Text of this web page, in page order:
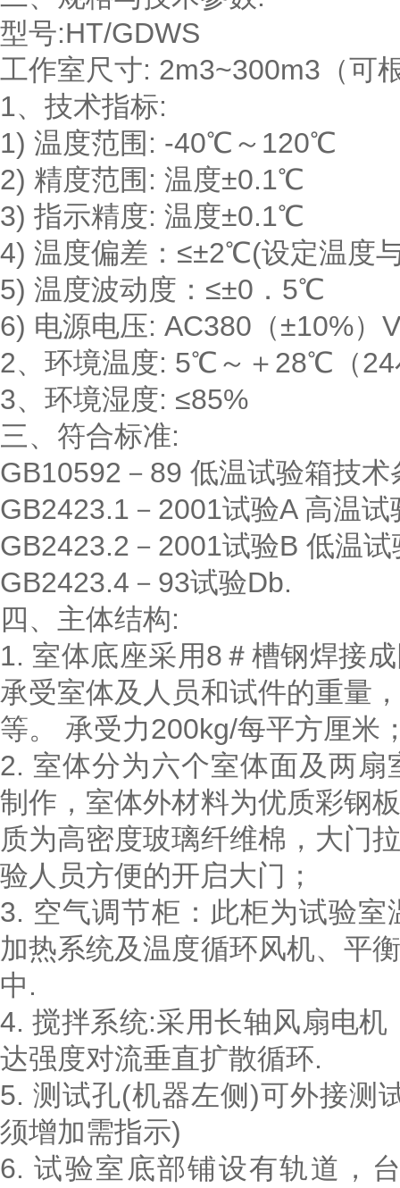
型号:HT/GDWS
工作室尺寸: 2m3~300m3（可
1、技术指标:
1) 温度范围: -40℃～120℃
2) 精度范围: 温度±0.1℃
3) 指示精度: 温度±0.1℃
4) 温度偏差：≤±2℃(设定温度
5) 温度波动度：≤±0．5℃
6) 电源电压: AC380（±10%）
2、环境温度: 5℃～＋28℃（
3、环境湿度: ≤85%
三、符合标准:
GB10592－89 低温试验箱技
GB2423.1－2001试验A 高温
GB2423.2－2001试验B 低温
GB2423.4－93试验Db.
四、主体结构:
1. 室体底座采用8＃槽钢焊接
承受室体及人员和试件的重量
等。 承受力200kg/每平方厘米
2. 室体分为六个室体面及两
制作，室体外材料为优质彩钢
质为高密度玻璃纤维棉，大门
验人员方便的开启大门；
3. 空气调节柜：此柜为试验
加热系统及温度循环风机、平
中.
4. 搅拌系统:采用长轴风扇电
达强度对流垂直扩散循环.
5. 测试孔(机器左侧)可外接测
须增加需指示)
6. 试验室底部铺设有轨道，